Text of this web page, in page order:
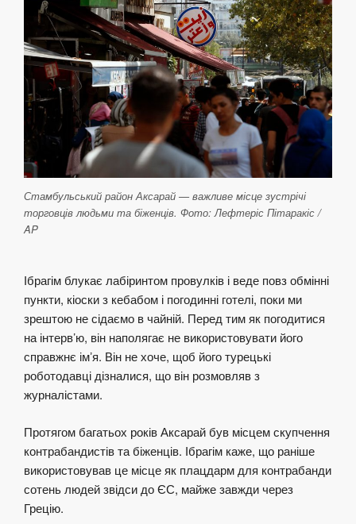
Стамбульський район Аксарай — важливе місце зустрічі
торговців людьми та біженців. Фото: Лефтеріс Пітаракіс /
AP
Ібрагім блукає лабіринтом провулків і веде повз обмінні
пункти, кіоски з кебабом і погодинні готелі, поки ми
зрештою не сідаємо в чайній. Перед тим як погодитися
на інтерв’ю, він наполягає не використовувати його
справжнє імʼя. Він не хоче, щоб його турецькі
роботодавці дізналися, що він розмовляв з
журналістами.
Протягом багатьох років Аксарай був місцем скупчення
контрабандистів та біженців. Ібрагім каже, що раніше
використовував це місце як плацдарм для контрабанди
сотень людей звідси до ЄС, майже завжди через
Грецію.